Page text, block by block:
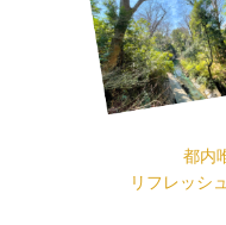
都内
リフレッシ